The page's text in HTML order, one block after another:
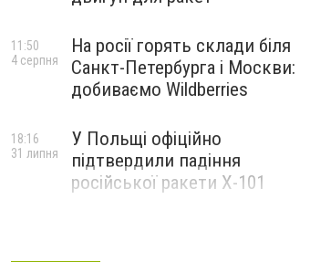
На росії горять склади біля
Санкт-Петербурга і Москви:
добиваємо Wildberries
11:50
4 серпня
У Польщі офіційно
підтвердили падіння
російської ракети Х-101
18:16
31 липня